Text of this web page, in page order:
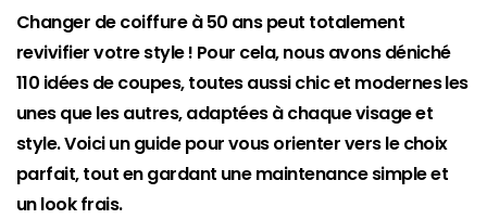
Changer de coiffure à 50 ans peut totalement
revivifier votre style ! Pour cela, nous avons déniché
110 idées de coupes, toutes aussi chic et modernes les
unes que les autres, adaptées à chaque visage et
style. Voici un guide pour vous orienter vers le choix
parfait, tout en gardant une maintenance simple et
un look frais.